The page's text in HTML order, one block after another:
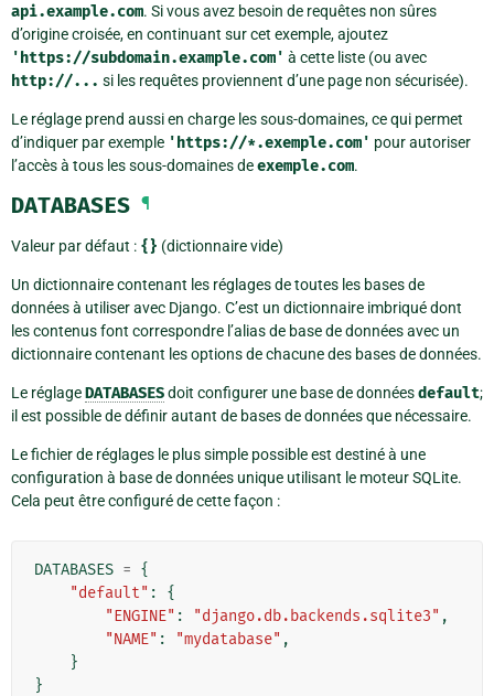
api.example.com. Si vous avez besoin de requêtes non sûres
d’origine croisée, en continuant sur cet exemple, ajoutez
'https://subdomain.example.com' à cette liste (ou avec
http://... si les requêtes proviennent d’une page non sécurisée).
Le réglage prend aussi en charge les sous-domaines, ce qui permet
d’indiquer par exemple 'https://*.exemple.com' pour autoriser
l’accès à tous les sous-domaines deexemple.com.
DATABASES ¶
Valeur par défaut : {} (dictionnaire vide)
Un dictionnaire contenant les réglages de toutes les bases de
données à utiliser avec Django. C’est un dictionnaire imbriqué dont
les contenus font correspondre l’alias de base de données avec un
dictionnaire contenant les options de chacune des bases de données.
Le réglageDATABASESdoit configurer une base de donnéesdefault;
il est possible de définir autant de bases de données que nécessaire.
Le fichier de réglages le plus simple possible est destiné à une
configuration à base de données unique utilisant le moteur SQLite.
Cela peut être configuré de cette façon :
DATABASES = {
"default" :
{
"ENGINE" : "django.db.backends.sqlite3" ,
"NAME" : "mydatabase" ,
}
}